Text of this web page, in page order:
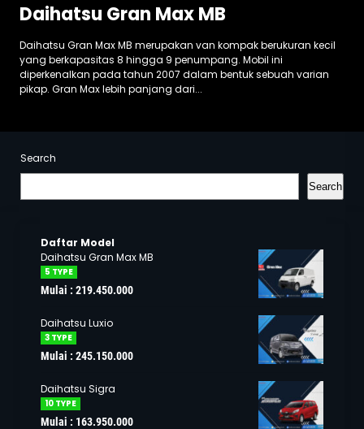
Daihatsu Gran Max MB
Daihatsu Gran Max MB merupakan van kompak berukuran kecil
yang berkapasitas 8 hingga 9 penumpang. Mobil ini
diperkenalkan pada tahun 2007 dalam bentuk sebuah varian
pikap. Gran Max lebih panjang dari...
Search
Search
Daftar Model
Daihatsu Gran Max MB
5 TYPE
Mulai : 219.450.000
Daihatsu Luxio
3 TYPE
Mulai : 245.150.000
Daihatsu Sigra
10 TYPE
Mulai : 163.950.000